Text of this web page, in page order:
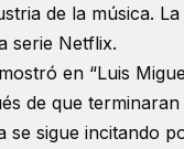
de la música.
serie Netflix.
en “Luis
de que
sigue incitando